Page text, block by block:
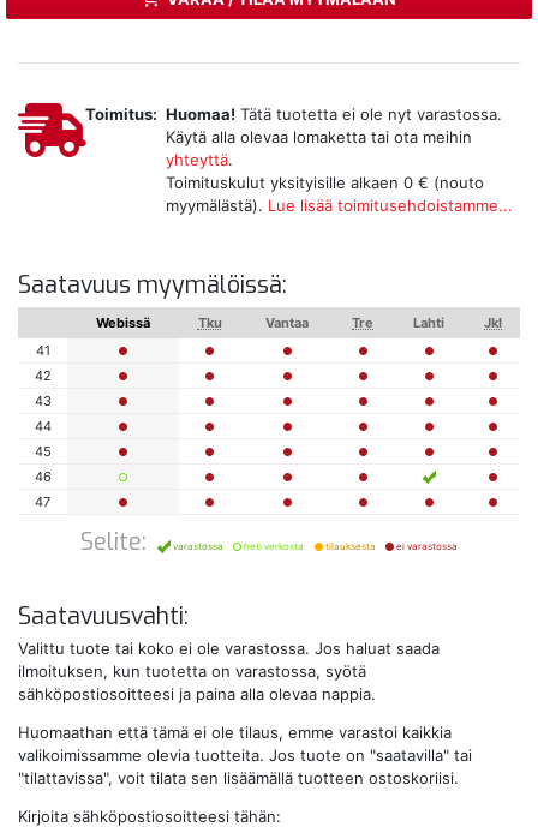
Toimitus: Huomaa! Tätä tuotetta ei ole nyt varastossa.
Käytä alla olevaa lomaketta tai ota meihin
yhteyttä.
Toimituskulut yksityisille alkaen 0 € (nouto
myymälästä). Lue lisää toimitusehdoistamme...
Saatavuus myymälöissä:
Webissä Tku Vantaa Tre Lahti
Jkl
41
42
43
44
45
46
47
Selite: varastossa heti verkosta tilauksesta ei varastossa
Saatavuusvahti:
Valittu tuote tai koko ei ole varastossa. Jos haluat saada
ilmoituksen, kun tuotetta on varastossa, syötä
sähköpostiosoitteesi ja paina alla olevaa nappia.
Huomaathan että tämä ei ole tilaus, emme varastoi kaikkia
valikoimissamme olevia tuotteita. Jos tuote on "saatavilla" tai
"tilattavissa", voit tilata sen lisäämällä tuotteen ostoskoriisi.
Kirjoita sähköpostiosoitteesi tähän: